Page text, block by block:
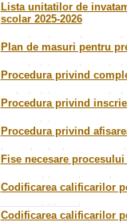
Lista unitatilor de
scolar 2025-2026
Plan de masuri pentru
Procedura privind
Procedura privind
Procedura privind
Fise necesare
Codificarea calificarilor
Codificarea calificarilor